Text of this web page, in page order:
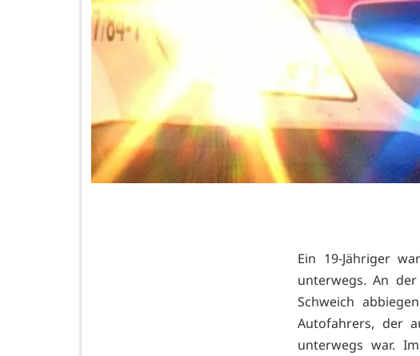
Ein 19-Jähriger
unterwegs. An
Schweich
Autofahrers, der
unterwegs war.